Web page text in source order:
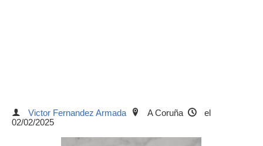
Victor Fernandez Armada A Coruña
el
02/02/2025